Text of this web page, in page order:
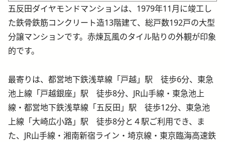
五反田ダイヤモンドマンションは、1979年11月に竣工し
た鉄骨鉄筋コンクリート造13階建て、総戸数192戸の大型
分譲マンションです。赤煉瓦風のタイル貼りの外観が印象
的です。
最寄りは、都営地下鉄浅草線「戸越」駅 徒歩6分、東急
池上線「戸越銀座」駅 徒歩8分、JR山手線・東急池上
線・都営地下鉄浅草線「五反田」駅 徒歩12分、東急池
上線「大崎広小路」駅 徒歩8分と４駅ご利用でき、ま
た、JR山手線・湘南新宿ライン・埼京線・東京臨海高速鉄